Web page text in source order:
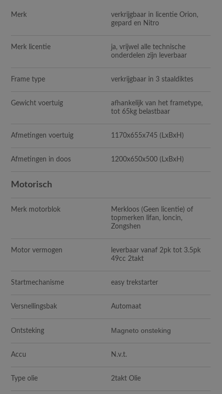
Merk
verkrijgbaar in licentie Orion,
gepard en Nitro
Merk licentie
ja, vrijwel alle technische
onderdelen zijn leverbaar
Frame type verkrijgbaar in 3 staaldiktes
Gewicht voertuig
afhankelijk van het frametype,
tot 65kg belastbaar
Afmetingen voertuig 1170x655x745 (LxBxH)
Afmetingen in doos 1200x650x500 (LxBxH)
Motorisch
Merk motorblok
Merkloos (Geen licentie) of
topmerken lifan, loncin,
Zongshen
Motor vermogen
leverbaar vanaf 2pk tot 3.5pk
49cc 2takt
Startmechanisme easy trekstarter
Versnellingsbak Automaat
Ontsteking Magneto onsteking
Accu N.v.t.
Type olie 2takt Olie